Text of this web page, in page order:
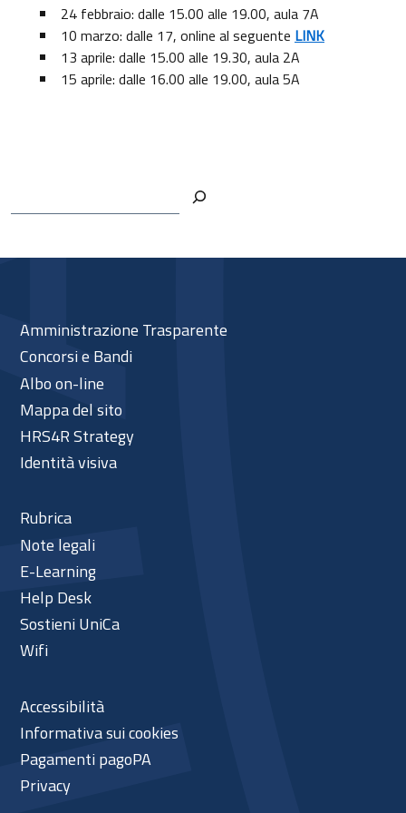
24 febbraio: dalle 15.00 alle 19.00, aula 7A
10 marzo: dalle 17, online al seguente LINK
13 aprile: dalle 15.00 alle 19.30, aula 2A
15 aprile: dalle 16.00 alle 19.00, aula 5A
Amministrazione Trasparente
Concorsi e Bandi
Albo on-line
Mappa del sito
HRS4R Strategy
Identità visiva
Rubrica
Note legali
E-Learning
Help Desk
Sostieni UniCa
Wifi
Accessibilità
Informativa sui cookies
Pagamenti pagoPA
Privacy